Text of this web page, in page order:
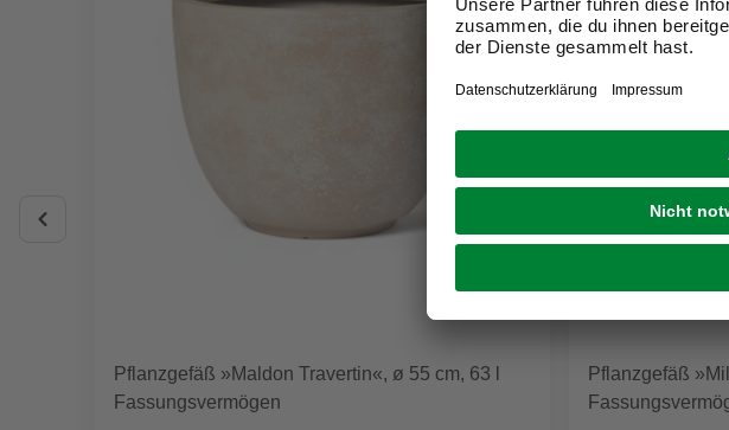
Pflanzgefäß »Maldon Travertin«, ø 55 cm, 63 l
Fassungsvermögen
Pflanzgefäß